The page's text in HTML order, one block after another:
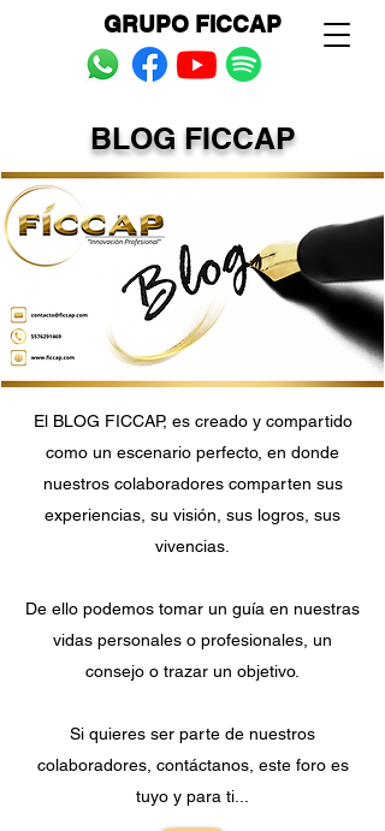
GRUPO FICCAP
BLOG FICCAP
¡NUESTROS COLABORADORES
COMPARTEN SU EXPERIENCIA!
El BLOG FICCAP, es creado y compartido
como un escenario perfecto, en donde
nuestros colaboradores comparten sus
experiencias, su visión, sus logros, sus
vivencias.
De ello podemos tomar un guía en nuestras
vidas personales o profesionales, un
consejo o trazar un objetivo.
Si quieres ser parte de nuestros
colaboradores, contáctanos, este foro es
tuyo y para ti...